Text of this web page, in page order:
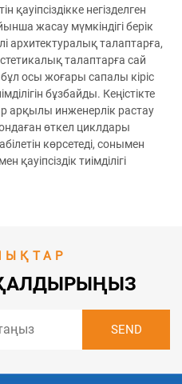
қауіпсіздікке негізделген
жасау мүмкіндігі берік
архитектуралық талаптарға,
талаптарға сай
бұл осы жоғары сапалы кіріс
бұзбайды. Кеңістікте
арқылы инженерлік растау
өткел циклдары
көрсетеді, сонымен
қауіпсіздік тиімділігі
ҚАЛДЫРЫҢЫЗ